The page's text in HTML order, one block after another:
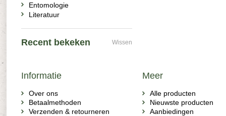
Entomologie
Literatuur
Recent bekeken Wissen
Informatie
Over ons
Betaalmethoden
Verzenden & retourneren
Meer
Alle producten
Nieuwste producten
Aanbiedingen